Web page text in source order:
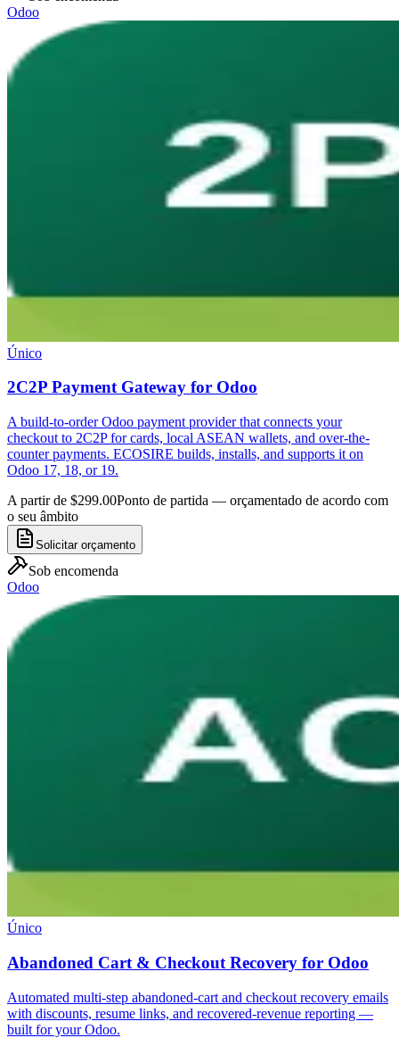
Odoo
Único
2C2P Payment Gateway for Odoo
A build-to-order Odoo payment provider that connects your
checkout to 2C2P for cards, local ASEAN wallets, and over-the-
counter payments. ECOSIRE builds, installs, and supports it on
Odoo 17, 18, or 19.
A partir de $299.00Ponto de partida — orçamentado de acordo com
o seu âmbito
Solicitar orçamento
Sob encomenda
Odoo
Único
Abandoned Cart & Checkout Recovery for Odoo
Automated multi-step abandoned-cart and checkout recovery emails
with discounts, resume links, and recovered-revenue reporting —
built for your Odoo.